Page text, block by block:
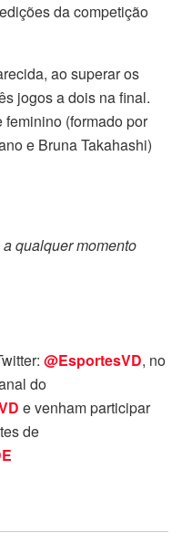
da competição
ao superar os
jogos a dois na final.
feminino (formado por
e Bruna Takahashi)
qualquer momento
@EsportesVD, no
do
e venham participar
de